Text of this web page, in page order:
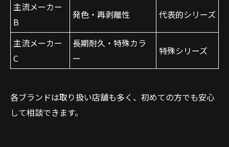
主流メーカー
B
発色・再剥離性 代表的シリーズ
主流メーカー
C
長期耐久・特殊カラ
ー
特殊シリーズ
各ブランドは取り扱い店舗も多く、初めての方でも安心
して相談できます。